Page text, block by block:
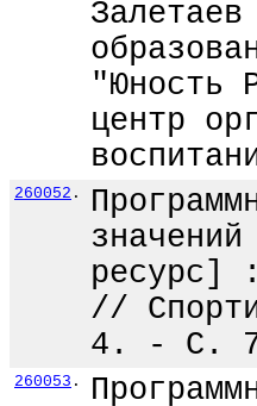
"Юность
центр
260052 .
ресурс]
//
4. - С.
260053 .